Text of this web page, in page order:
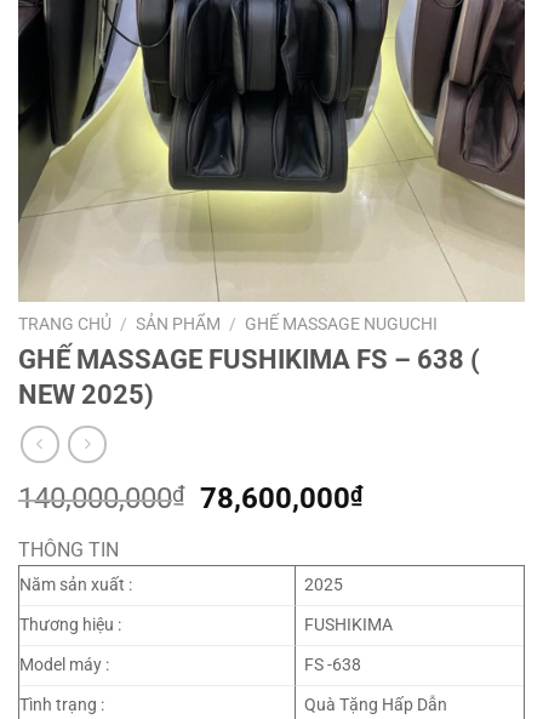
TRANG CHỦ / SẢN PHẨM / GHẾ MASSAGE NUGUCHI
GHẾ MASSAGE FUSHIKIMA FS – 638 (
NEW 2025)
140,000,000₫
Giá
140,000,000₫.
78,600,000₫Giá
78,600,000₫.
THÔNG TIN
Năm sản xuất :
2025
Thương hiệu :
FUSHIKIMA
Model máy :
FS -638
Tình trạng :
Quà Tặng Hấp Dẫn